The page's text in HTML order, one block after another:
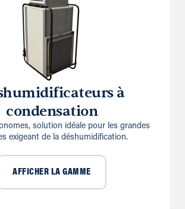
à
condensation
solution idéale pour les grandes
exigeant de la déshumidification.
AFFICHER LA GAMME